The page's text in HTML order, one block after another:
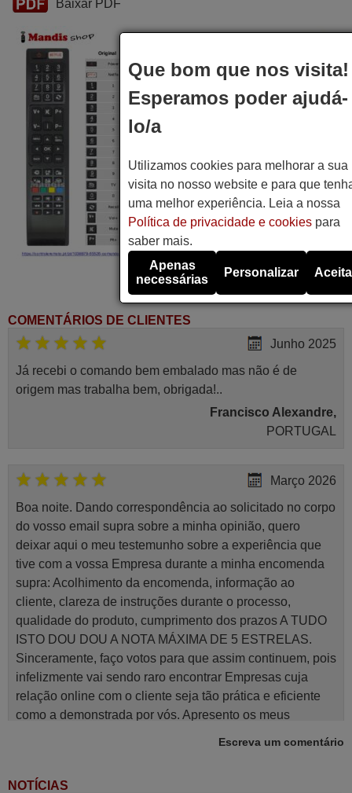
Baixar PDF
COMENTÁRIOS DE CLIENTES
Junho 2025
Já recebi o comando bem embalado mas não é de
origem mas trabalha bem, obrigada!..
Francisco Alexandre,
PORTUGAL
Março 2026
Boa noite. Dando correspondência ao solicitado no corpo
do vosso email supra sobre a minha opinião, quero
deixar aqui o meu testemunho sobre a experiência que
tive com a vossa Empresa durante a minha encomenda
supra: Acolhimento da encomenda, informação ao
cliente, clareza de instruções durante o processo,
qualidade do produto, cumprimento dos prazos A TUDO
ISTO DOU DOU A NOTA MÁXIMA DE 5 ESTRELAS.
Sinceramente, faço votos para que assim continuem, pois
infelizmente vai sendo raro encontrar Empresas cuja
relação online com o cliente seja tão prática e eficiente
como a demonstrada por vós. Apresento os meus
Escreva um comentário
NOTÍCIAS
Que bom que nos visita!
Esperamos poder ajudá-
lo/a
Utilizamos cookies para melhorar a sua
visita no nosso website e para que
uma melhor experiência. Leia a nossa
Política de privacidade e cookiespara
saber mais.
Apenas
necessárias
Personalizar